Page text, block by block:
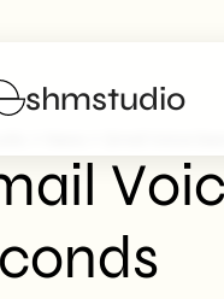
shmstudio
Portfolio